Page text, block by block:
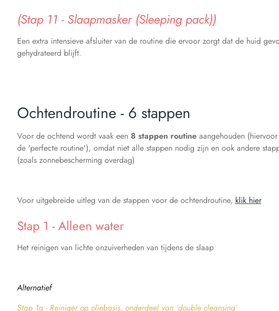
(Stap 11 - Slaapmasker (Sleeping pack))
Een extra intensieve afsluiter van de routine die ervoor zorgt dat de huid
gehydrateerd blijft.
Ochtendroutine - 6 stappen
Voor de ochtend wordt vaak een 8 stappen routineaangehouden
de 'perfecte routine'), omdat niet alle stappen nodig zijn en ook andere
(zoals zonnebescherming overdag)
Voor uitgebreide uitleg van de stappen voor de ochtendroutine, klik hier
Stap 1 - Alleen water
Het reinigen van lichte onzuiverheden van tijdens de slaap
Alternatief
Stap 1a - Reiniger op oliebasis, onderdeel van ‘double cleansing’